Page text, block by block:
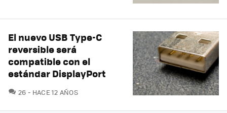
El nuevo USB Type-C
reversible será
compatible con el
estándar DisplayPort
26 COMENTARIOS
HACE 12 AÑOS